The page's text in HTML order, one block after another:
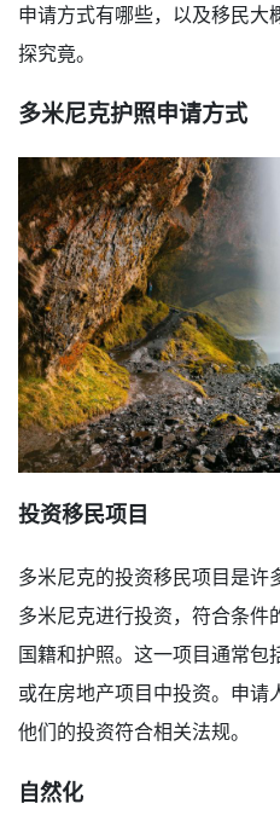
申请方式有哪些，以及移民大
探究竟。
多米尼克护照申请方式
投资移民项目
多米尼克的投资移民项目是许
多米尼克进行投资，符合条件
国籍和护照。这一项目通常包
或在房地产项目中投资。申请
他们的投资符合相关法规。
自然化